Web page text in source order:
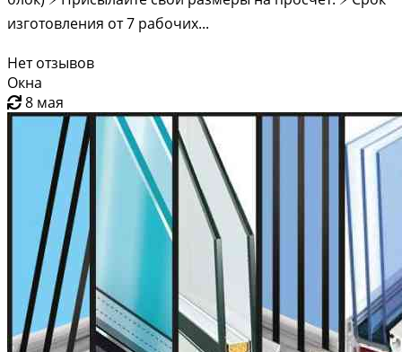
изгoтoвлeния от 7 pабoчих...
Нет отзывов
Окна
8 мая